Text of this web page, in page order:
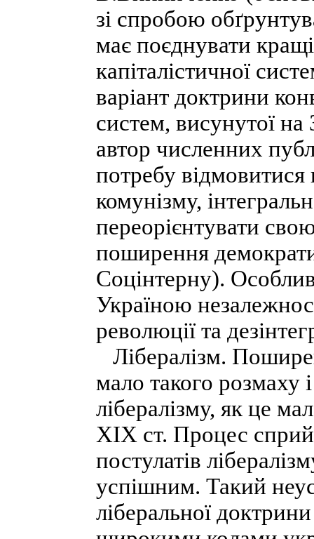
зі спробою
має поєднувати
капіталістичної
варіант доктрини
систем, висунутої
автор численних
потребу відмовитися
комунізму,
переорієнтувати
поширення
Соцінтерну).
Україною
революції та
Лібералізм.
мало такого розмаху
лібералізму, як це
XIX ст. Процес
постулатів
успішним. Такий
ліберальної